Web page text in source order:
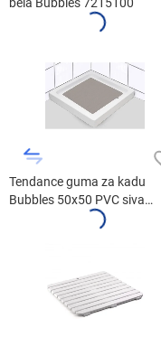
Tendance guma za kadu
Bubbles 50x50 PVC siva